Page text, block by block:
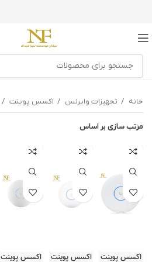
خانه تجهیزات وایرلس اکسس پوینت
مرتب سازی بر اساس
اکسس پوینت
اکسس پوینت
اکسس پوینت